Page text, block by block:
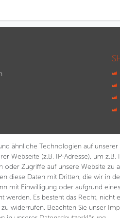
ähnliche Technologien auf
Webseite (z.B. IP-Adresse), um
oder Zugriffe auf unsere Website zu
diese Daten mit Dritten, die wir in
mit Einwilligung oder aufgrund
werden. Es besteht das Recht,
widerrufen. Beachten Sie unser